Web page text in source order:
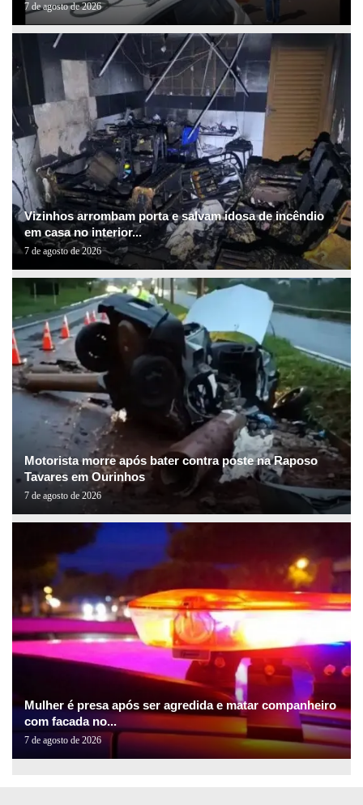
7 de agosto de 2026
Vizinhos arrombam porta e salvam idosa de incêndio
em casa no interior...
7 de agosto de 2026
Motorista morre após bater contra poste na Raposo
Tavares em Ourinhos
7 de agosto de 2026
Mulher é presa após ser agredida e matar companheiro
com facada no...
7 de agosto de 2026